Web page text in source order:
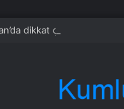
dikkat çeken